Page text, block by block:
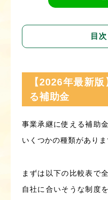
目次
【2026年最新
る補助金
事業承継に使える補助
いくつかの種類がありま
まずは以下の比較表で
自社に合いそうな制度